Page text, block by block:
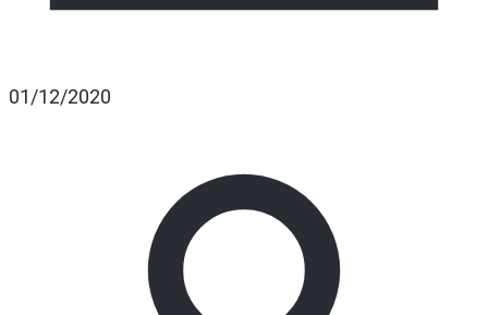
01/12/2020